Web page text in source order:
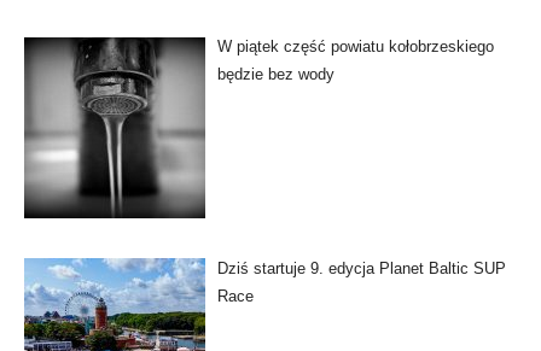
W piątek część powiatu kołobrzeskiego
będzie bez wody
Dziś startuje 9. edycja Planet Baltic SUP
Race